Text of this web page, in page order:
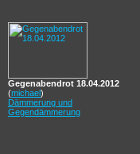
Gegenabendrot 18.04.2012
(michael)
Dämmerung und
Gegendämmerung